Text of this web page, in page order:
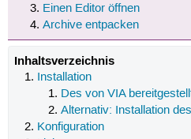
Einen Editor öffnen
Archive entpacken
Inhaltsverzeichnis
Installation
Des von VIA
Alternativ: Installation
Konfiguration